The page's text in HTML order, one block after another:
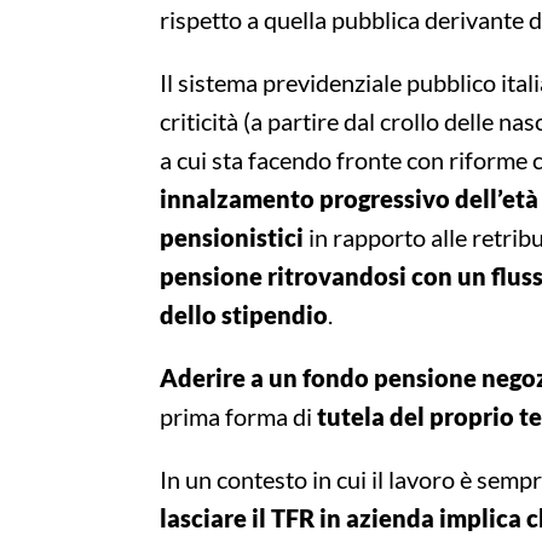
rispetto a quella pubblica derivante
Il sistema previdenziale pubblico
criticità (a partire dal crollo delle
a cui sta facendo fronte con riforme
innalzamento progressivo
pensionistici in rapporto alle
pensione ritrovandosi con un
dello stipendio.
Aderire a un fondo pensione
prima forma di tutela del proprio
In un contesto in cui il lavoro è
lasciare il TFR in azienda implica